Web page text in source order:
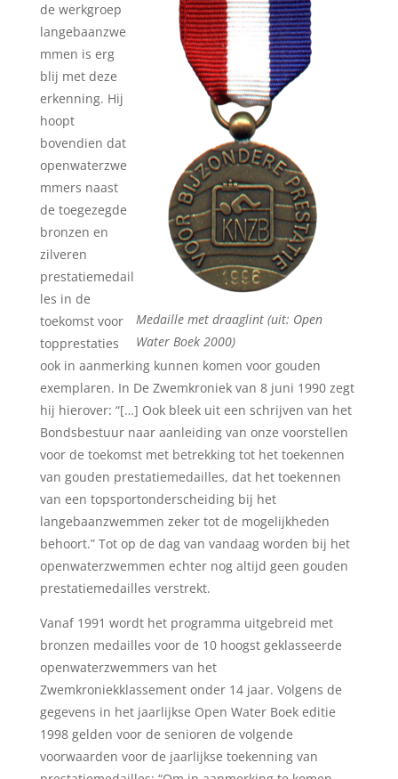
Medaille met draaglint (uit: Open
Water Boek 2000)
de werkgroep
langebaanzwe
mmen is erg
blij met deze
erkenning. Hij
hoopt
bovendien dat
openwaterzwe
mmers naast
de toegezegde
bronzen en
zilveren
prestatiemedail
les in de
toekomst voor
topprestaties
ook in aanmerking kunnen komen voor gouden
exemplaren. In De Zwemkroniek van 8 juni 1990 zegt
hij hierover: “[…] Ook bleek uit een schrijven van het
Bondsbestuur naar aanleiding van onze voorstellen
voor de toekomst met betrekking tot het toekennen
van gouden prestatiemedailles, dat het toekennen
van een topsportonderscheiding bij het
langebaanzwemmen zeker tot de mogelijkheden
behoort.” Tot op de dag van vandaag worden bij het
openwaterzwemmen echter nog altijd geen gouden
prestatiemedailles verstrekt.
Vanaf 1991 wordt het programma uitgebreid met
bronzen medailles voor de 10 hoogst geklasseerde
openwaterzwemmers van het
Zwemkroniekklassement onder 14 jaar. Volgens de
gegevens in het jaarlijkse Open Water Boek editie
1998 gelden voor de senioren de volgende
voorwaarden voor de jaarlijkse toekenning van